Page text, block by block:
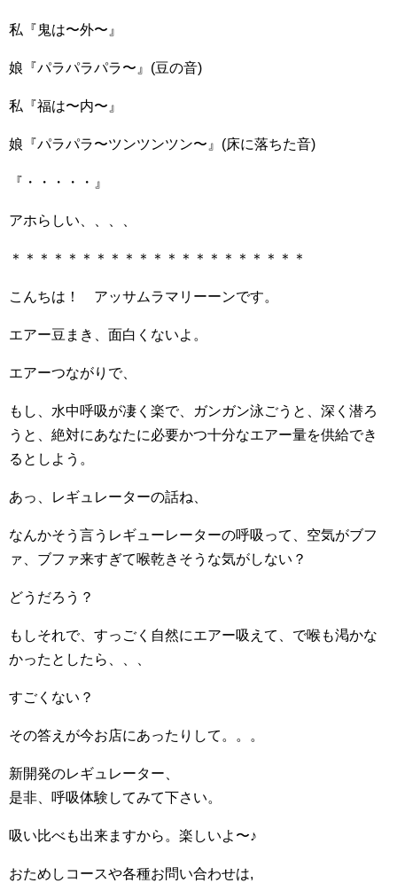
私『鬼は〜外〜』
娘『パラパラパラ〜』(豆の音)
私『福は〜内〜』
娘『パラパラ〜ツンツンツン〜』(床に落ちた音)
『・・・・・』
アホらしい、、、、
＊＊＊＊＊＊＊＊＊＊＊＊＊＊＊＊＊＊＊＊＊
こんちは！ アッサムラマリーーンです。
エアー豆まき、面白くないよ。
エアーつながりで、
もし、水中呼吸が凄く楽で、ガンガン泳ごうと、深く潜ろ
うと、絶対にあなたに必要かつ十分なエアー量を供給でき
るとしよう。
あっ、レギュレーターの話ね、
なんかそう言うレギューレーターの呼吸って、空気がブフ
ァ、ブファ来すぎて喉乾きそうな気がしない？
どうだろう？
もしそれで、すっごく自然にエアー吸えて、で喉も渇かな
かったとしたら、、、
すごくない？
その答えが今お店にあったりして。。。
新開発のレギュレーター、
是非、呼吸体験してみて下さい。
吸い比べも出来ますから。楽しいよ〜♪
おためしコースや各種お問い合わせは,